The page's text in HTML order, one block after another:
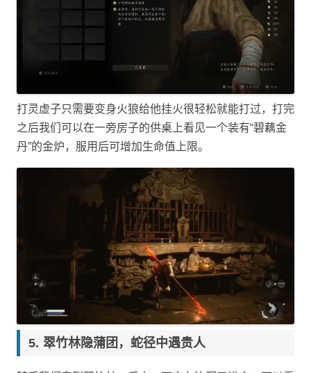
打灵虚子只需要变身火狼给他挂火很轻松就能打过，打完
之后我们可以在一旁房子的供桌上看见一个装有“碧藕金
丹”的金炉，服用后可增加生命值上限。
翠竹林隐蒲团，蛇径中遇贵人